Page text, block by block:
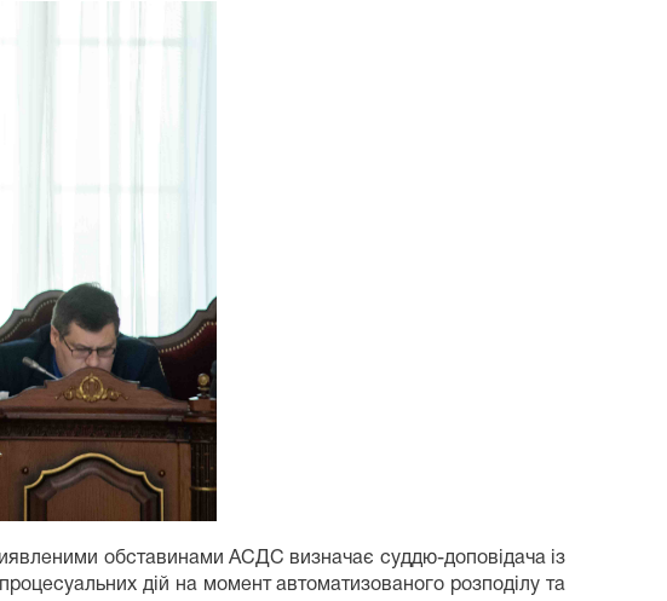
обставинами АСДС визначає суддю-доповідача із
дій на момент автоматизованого розподілу та